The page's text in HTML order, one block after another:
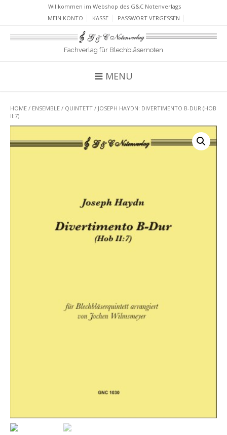
Willkommen im Webshop des G&C Notenverlags
MEIN KONTO
KASSE PASSWORT VERGESSEN
Fachverlag für Blechbläsernoten
MENU
HOME / ENSEMBLE / QUINTETT / JOSEPH HAYDN: DIVERTIMENTO B-DUR (HOB
II:7)